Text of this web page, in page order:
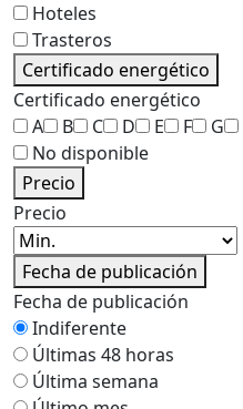
Hoteles
Trasteros
Certificado energético
Certificado energético
A
B C D E F G
No disponible
Precio
Precio
Fecha de publicación
Fecha de publicación
Indiferente
Últimas 48 horas
Última semana